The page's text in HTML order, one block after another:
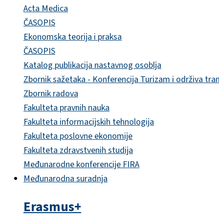
Acta Medica
ČASOPIS
Ekonomska teorija i praksa
ČASOPIS
Katalog publikacija nastavnog osoblja
Zbornik sažetaka - Konferencija Turizam i održiva
Zbornik radova
Fakulteta pravnih nauka
Fakulteta informacijskih tehnologija
Fakulteta poslovne ekonomije
Fakulteta zdravstvenih studija
Međunarodne konferencije FIRA
Međunarodna suradnja
Erasmus+